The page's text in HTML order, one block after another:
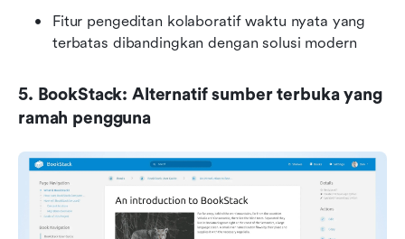
Fitur pengeditan kolaboratif waktu nyata yang
terbatas dibandingkan dengan solusi modern
5. BookStack: Alternatif sumber terbuka yang
ramah pengguna